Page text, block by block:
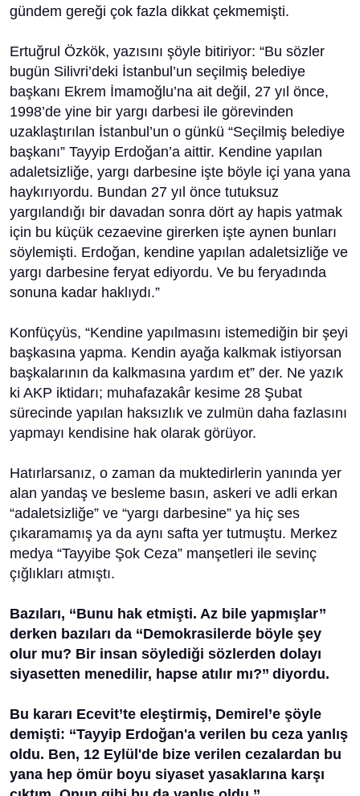
gündem gereği çok fazla dikkat çekmemişti.
Ertuğrul Özkök, yazısını şöyle bitiriyor: “Bu sözler
bugün Silivri’deki İstanbul’un seçilmiş belediye
başkanı Ekrem İmamoğlu’na ait değil, 27 yıl önce,
1998’de yine bir yargı darbesi ile görevinden
uzaklaştırılan İstanbul’un o günkü “Seçilmiş belediye
başkanı” Tayyip Erdoğan’a aittir. Kendine yapılan
adaletsizliğe, yargı darbesine işte böyle içi yana yana
haykırıyordu. Bundan 27 yıl önce tutuksuz
yargılandığı bir davadan sonra dört ay hapis yatmak
için bu küçük cezaevine girerken işte aynen bunları
söylemişti. Erdoğan, kendine yapılan adaletsizliğe ve
yargı darbesine feryat ediyordu. Ve bu feryadında
sonuna kadar haklıydı.”
Konfüçyüs, “Kendine yapılmasını istemediğin bir şeyi
başkasına yapma. Kendin ayağa kalkmak istiyorsan
başkalarının da kalkmasına yardım et” der. Ne yazık
ki AKP iktidarı; muhafazakâr kesime 28 Şubat
sürecinde yapılan haksızlık ve zulmün daha fazlasını
yapmayı kendisine hak olarak görüyor.
Hatırlarsanız, o zaman da muktedirlerin yanında yer
alan yandaş ve besleme basın, askeri ve adli erkan
“adaletsizliğe” ve “yargı darbesine” ya hiç ses
çıkaramamış ya da aynı safta yer tutmuştu. Merkez
medya “Tayyibe Şok Ceza” manşetleri ile sevinç
çığlıkları atmıştı.
Bazıları, ‘‘Bunu hak etmişti. Az bile yapmışlar’’
derken bazıları da ‘‘Demokrasilerde böyle şey
olur mu? Bir insan söylediği sözlerden dolayı
siyasetten menedilir, hapse atılır mı?’’ diyordu.
Bu kararı Ecevit’te eleştirmiş, Demirel’e şöyle
demişti: ‘‘Tayyip Erdoğan'a verilen bu ceza yanlış
oldu. Ben, 12 Eylül'de bize verilen cezalardan bu
yana hep ömür boyu siyaset yasaklarına karşı